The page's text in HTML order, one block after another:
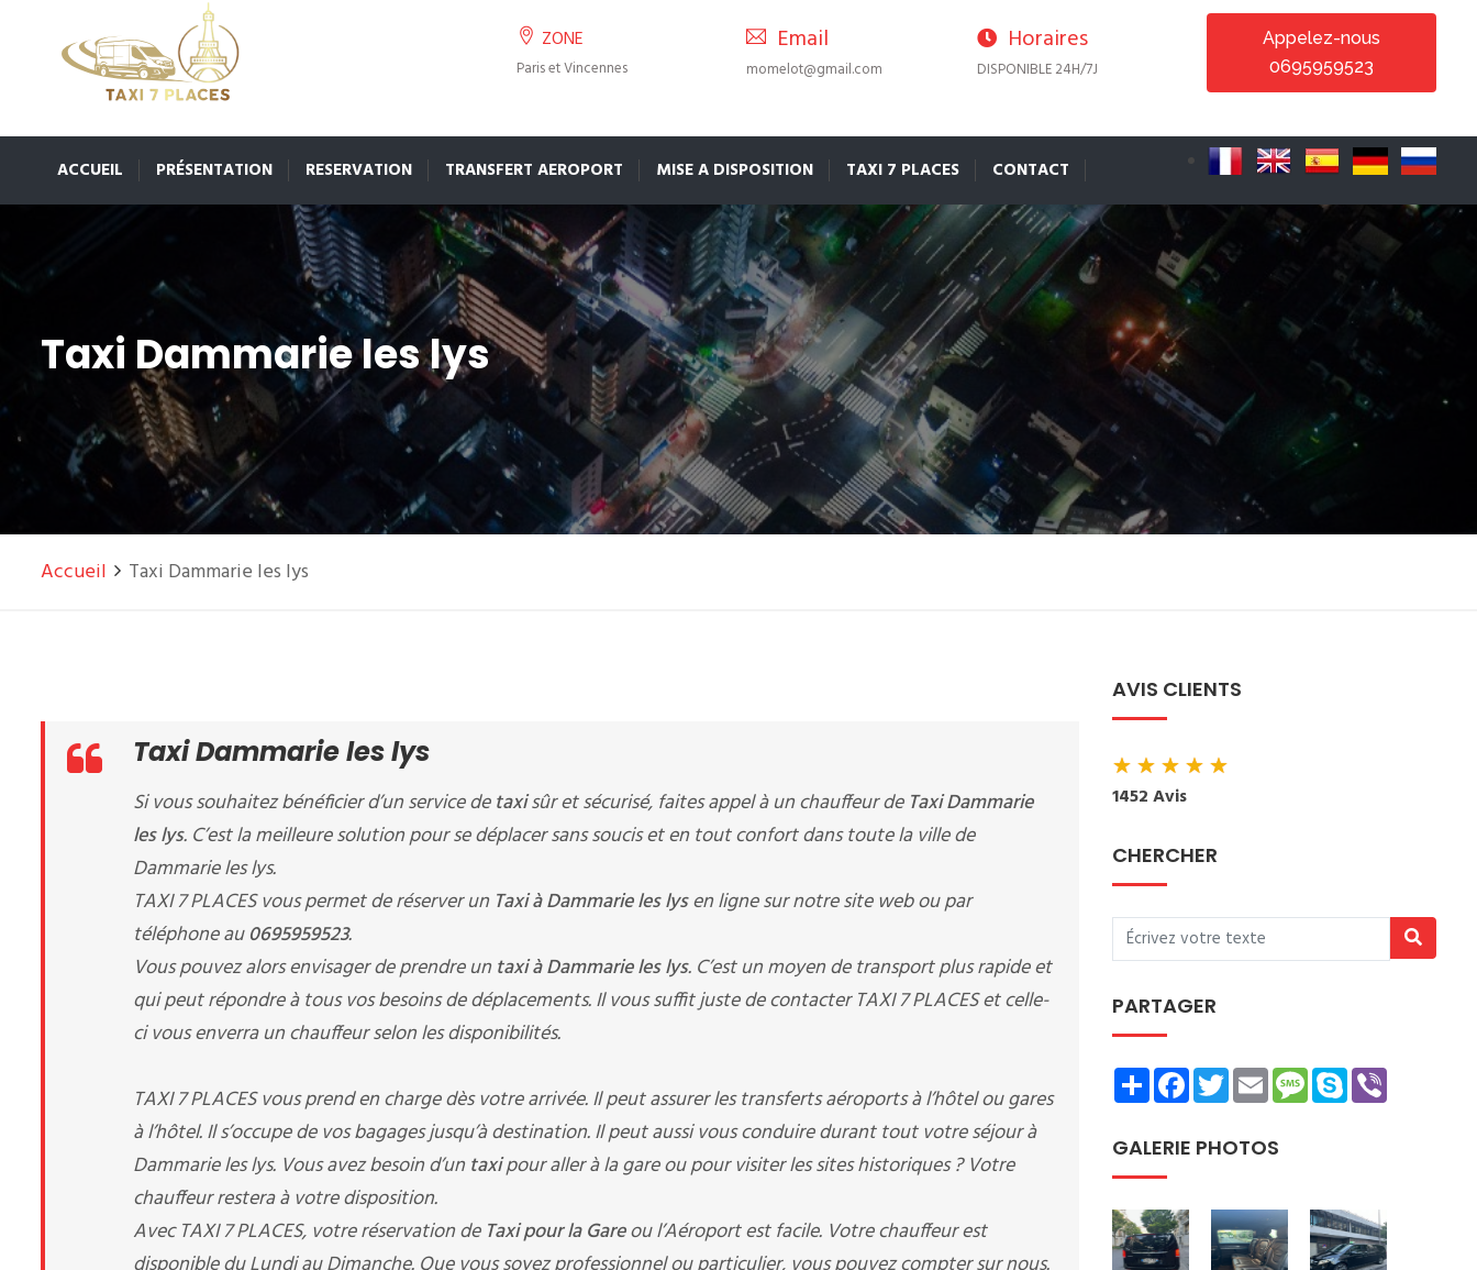
ZONE
Paris et Vincennes
Email
momelot@gmail.com
Horaires
DISPONIBLE 24H/7J
Appelez-nous
0695959523
ACCUEIL PRÉSENTATION RESERVATION TRANSFERT AEROPORT MISE A DISPOSITION TAXI 7 PLACES CONTACT
Taxi Dammarie les lys
Accueil Taxi Dammarie les lys
Taxi Dammarie les lys
Si vous souhaitez bénéficier d’un service detaxisûr et sécurisé, faites appel à un chauffeur de Taxi Dammarie
les lys. C’est la meilleure solution pour se déplacer sans soucis et en tout confort dans toute la ville de
Dammarie les lys.
TAXI 7 PLACES vous permet de réserver un Taxi à Dammarie les lysen ligne sur notre site web ou par
téléphone au0695959523.
Vous pouvez alors envisager de prendre un taxi à Dammarie les lys. C’est un moyen de transport plus rapide et
qui peut répondre à tous vos besoins de déplacements. Il vous suffit juste de contacter TAXI 7 PLACES et celle-
ci vous enverra un chauffeur selon les disponibilités.
TAXI 7 PLACES vous prend en charge dès votre arrivée. Il peut assurer les transferts aéroports à l’hôtel ou gares
à l’hôtel. Il s’occupe de vos bagages jusqu’à destination. Il peut aussi vous conduire durant tout votre séjour à
Dammarie les lys. Vous avez besoin d’un taxipour aller à la gare ou pour visiter les sites historiques ? Votre
chauffeur restera à votre disposition.
Avec TAXI 7 PLACES, votre réservation de Taxi pour la Gareou l’Aéroport est facile. Votre chauffeur est
AVIS CLIENTS
★★★★★
1452 Avis
CHERCHER
PARTAGER
ShareFacebookTwitterEmailMessage
Skype
GALERIE PHOTOS